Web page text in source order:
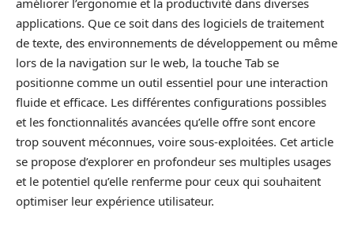
améliorer l’ergonomie et la productivité dans diverses
applications. Que ce soit dans des logiciels de traitement
de texte, des environnements de développement ou même
lors de la navigation sur le web, la touche Tab se
positionne comme un outil essentiel pour une interaction
fluide et efficace. Les différentes configurations possibles
et les fonctionnalités avancées qu’elle offre sont encore
trop souvent méconnues, voire sous-exploitées. Cet article
se propose d’explorer en profondeur ses multiples usages
et le potentiel qu’elle renferme pour ceux qui souhaitent
optimiser leur expérience utilisateur.